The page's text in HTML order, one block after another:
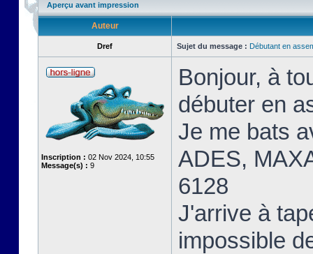
Aperçu avant impression
Auteur
Dref Sujet du message : Débutant en
Inscription : 02 Nov 2024, 10:55
Message(s) : 9
Bonjour, à
débuter en
Je me bats
ADES,
6128
J'arrive à
impossible